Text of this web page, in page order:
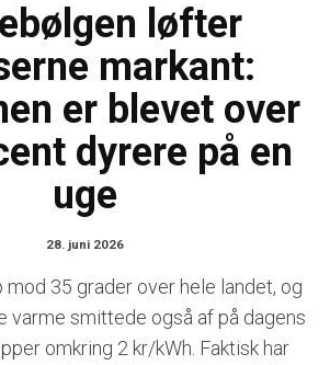
løfter
markant:
er blevet over
dyrere på en
uge
28. juni 2026
mod 35 grader over hele landet, og
varme smittede også af på dagens
omkring 2 kr/kWh. Faktisk har